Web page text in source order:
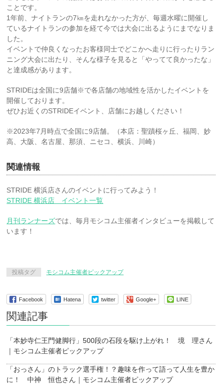
ことです。
1年前、ナイトランの7㎞を走れなかった方が、毎週水曜に開催し
ているナイトランの参加を経て今では大会に出るようにまでなりま
した。
イベントで仲良くなったお客様同士でどこかへ走りに行ったりラン
ニング大会に出たり、そんな様子を見ると「やってて良かったな」
と達成感があります。
STRIDEは全国に9店舗※で各店舗の地域性を活かしたイベントを
開催しております。
ぜひお近くのSTRIDEイベント、店舗にお越しください！
※2023年7月時点で全国に9店舗。（本店：聖蹟桜ヶ丘、福岡、妙
高、大阪、名古屋、那須、ニセコ、横浜、川崎）
関連情報
STRIDE 横浜店さんのイベントに行ってみよう！
STRIDE 横浜店 イベント一覧
月刊ランナーズでは、毎月モシコム主催者インタビューを掲載して
います！
投稿タグ モシコム主催者ピックアップ
Facebook Hatena twitter Google+ LINE
関連記事
「本妙寺仁王門健脚行」500段の石段を駆け上がれ！ 境 理さん
｜モシコム主催者ピックアップ
「おっさん」のトラック選手権！？趣味を作って語って人生を豊か
に！ 中神 恒也さん｜モシコム主催者ピックアップ